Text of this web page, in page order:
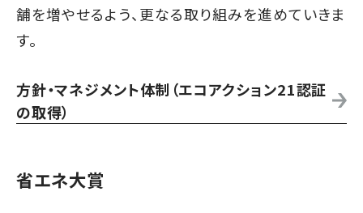
舗を増やせるよう、更なる取り組みを進めていきま
す。
方針・マネジメント体制（エコアクション21認証
の取得）
省エネ大賞